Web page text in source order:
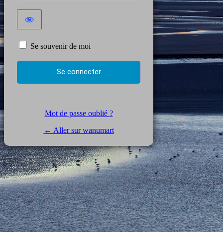
Se souvenir de moi
Mot de passe oublié ?
← Aller sur wanumart